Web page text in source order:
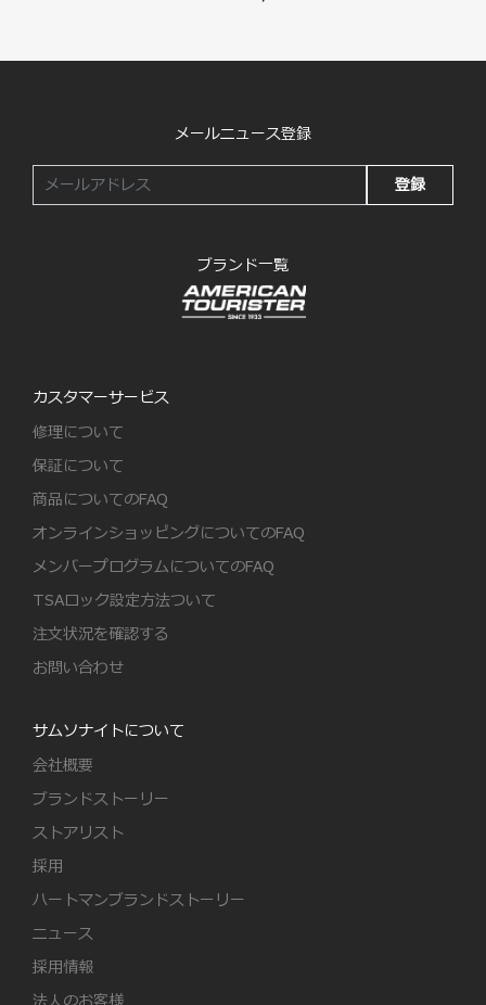
メールニュース登録
登録
ブランド一覧
カスタマーサービス
修理について
保証について
商品についてのFAQ
オンラインショッピングについてのFAQ
メンバープログラムについてのFAQ
TSAロック設定方法ついて
注文状況を確認する
お問い合わせ
サムソナイトについて
会社概要
ブランドストーリー
ストアリスト
採用
ハートマンブランドストーリー
ニュース
採用情報